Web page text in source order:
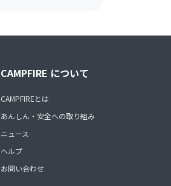
CAMPFIRE について
CAMPFIREとは
あんしん・安全への取り組み
ニュース
ヘルプ
お問い合わせ